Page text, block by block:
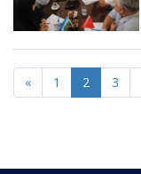
« 1 2 3